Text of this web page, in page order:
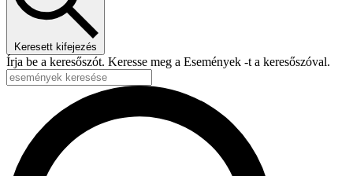
Keresett kifejezés
Írja be a keresőszót. Keresse meg a Események -t a keresőszóval.